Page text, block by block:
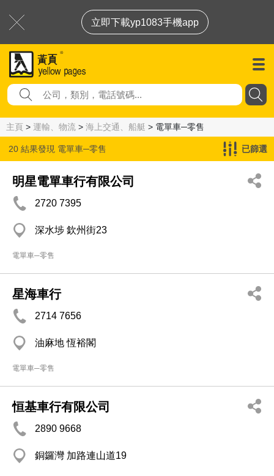
立即下載yp1083手機app
主頁 > 運輸、物流 > 海上交通、船艇 > 電單車─零售
20 結果發現 電單車─零售 已篩選
明星電單車行有限公司
2720 7395
深水埗 欽州街23
電單車─零售
星海車行
2714 7656
油麻地 恆裕閣
電單車─零售
恒基車行有限公司
2890 9668
銅鑼灣 加路連山道19